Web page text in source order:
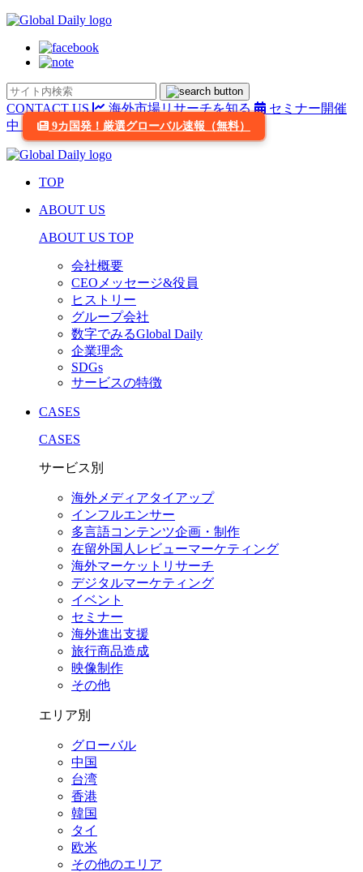
CONTACT US 海外市場リサーチを知る
セミナー開催
中
9カ国発！厳選グローバル速報（無料）
TOP
ABOUT US
ABOUT US TOP
会社概要
CEOメッセージ&役員
ヒストリー
グループ会社
数字でみるGlobal Daily
企業理念
SDGs
サービスの特徴
CASES
CASES
サービス別
海外メディアタイアップ
インフルエンサー
多言語コンテンツ企画・制作
在留外国⼈レビューマーケティング
海外マーケットリサーチ
デジタルマーケティング
イベント
セミナー
海外進出支援
旅行商品造成
映像制作
その他
エリア別
グローバル
中国
台湾
香港
韓国
タイ
欧米
その他のエリア